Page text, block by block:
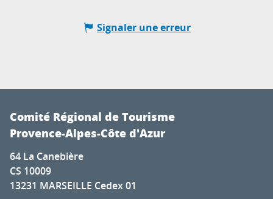
Signaler une erreur
Comité Régional de Tourisme
Provence-Alpes-Côte d'Azur
64 La Canebière
CS 10009
13231 MARSEILLE Cedex 01